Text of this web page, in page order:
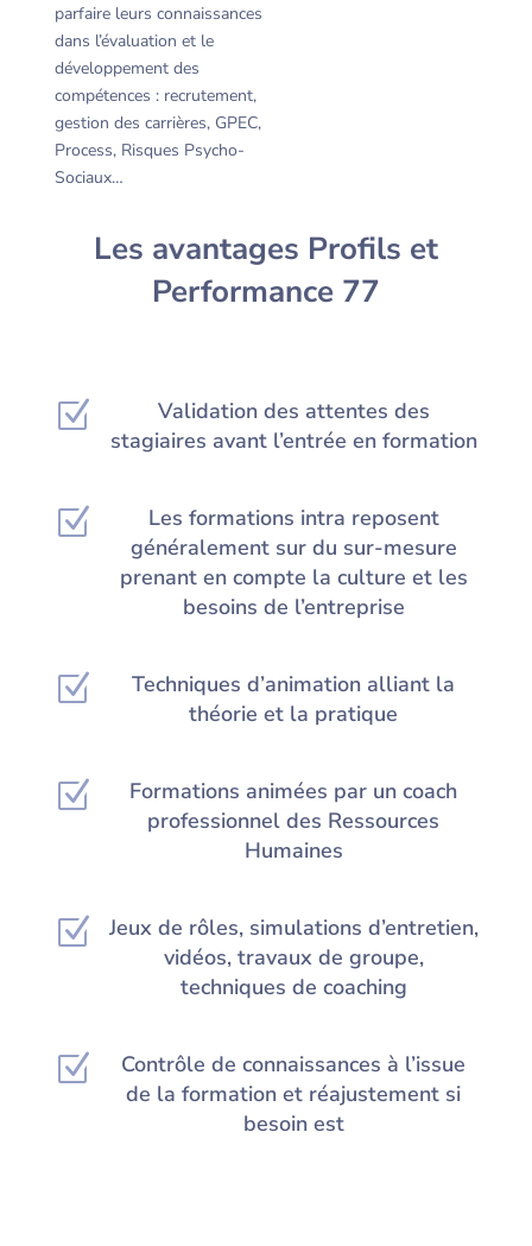
parfaire leurs connaissances
dans l’évaluation et le
développement des
compétences : recrutement,
gestion des carrières, GPEC,
Process, Risques Psycho-
Sociaux…
Les avantages Profils et
Performance 77
Z
Validation des attentes des
stagiaires avant l’entrée en formation
Z
Les formations intra reposent
généralement sur du sur-mesure
prenant en compte la culture et les
besoins de l’entreprise
Z
Techniques d’animation alliant la
théorie et la pratique
Z
Formations animées par un coach
professionnel des Ressources
Humaines
Z
Jeux de rôles, simulations d’entretien,
vidéos, travaux de groupe,
techniques de coaching
Z
Contrôle de connaissances à l’issue
de la formation et réajustement si
besoin est